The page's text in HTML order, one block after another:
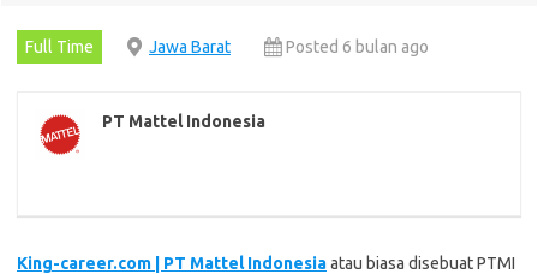
Full Time Jawa Barat Posted 6 bulan ago
PT Mattel Indonesia
King-career.com | PT Mattel Indonesiaatau biasa disebuat PTMI